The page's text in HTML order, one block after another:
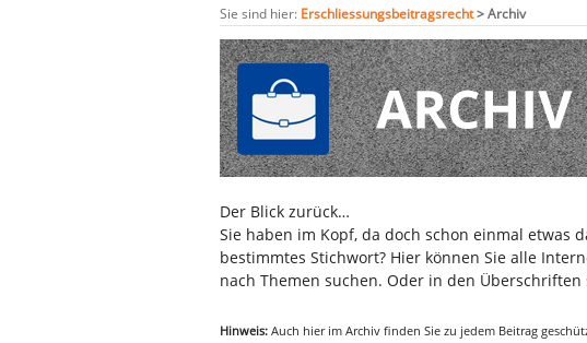
Sie sind hier: Erschliessungsbeitragsrecht>Archiv
Der Blick zurück…
Sie haben im Kopf, da doch schon einmal etwas
bestimmtes Stichwort? Hier können Sie alle
nach Themen suchen. Oder in den Überschriften
Hinweis: Auch hier im Archiv finden Sie zu jedem Beitrag